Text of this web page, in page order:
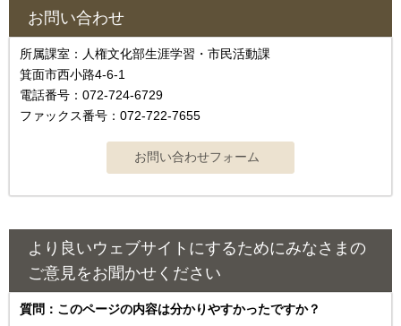
お問い合わせ
所属課室：人権文化部生涯学習・市民活動課
箕面市西小路4‐6‐1
電話番号：072-724-6729
ファックス番号：072-722-7655
より良いウェブサイトにするためにみなさまの
ご意見をお聞かせください
質問：このページの内容は分かりやすかったですか？